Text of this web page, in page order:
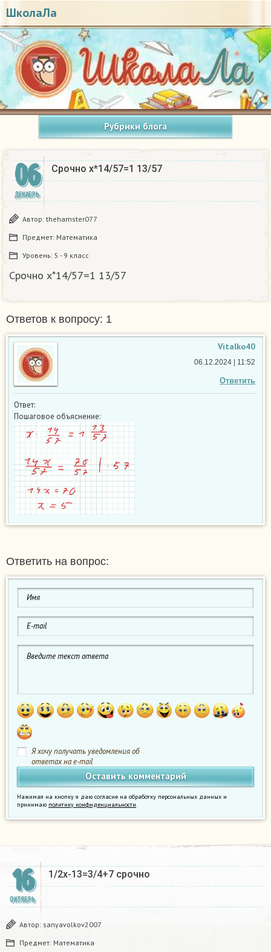
ШколаЛа
Рубрики блога
06
ДЕКАБРЬ
Срочно x*14/57=1 13/57
Автор: thehamster077
Предмет: Математика
Уровень: 5 - 9 класс
Срочно x*14/57=1 13/57
Ответов к вопросу: 1
Vitalko40
Ответить
06.12.2024 | 11:52
Ответ:
Пошаговое объяснение:
Ответить на вопрос:
Я хочу получать уведомления об
ответах на e-mail
Нажимая на кнопку я даю согласие на обработку персональных данных и
принимаю политику конфиденциальности.
16
ОКТЯБРЬ
1/2х-13=3/4+7 срочно​
Автор: sanyavolkov2007
Предмет: Математика